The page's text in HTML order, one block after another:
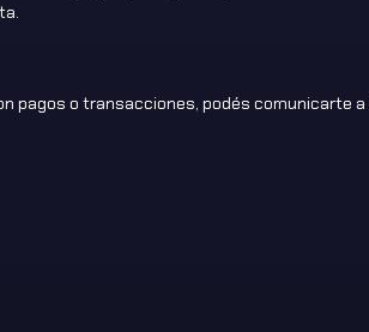
pagos o transacciones, podés comunicarte